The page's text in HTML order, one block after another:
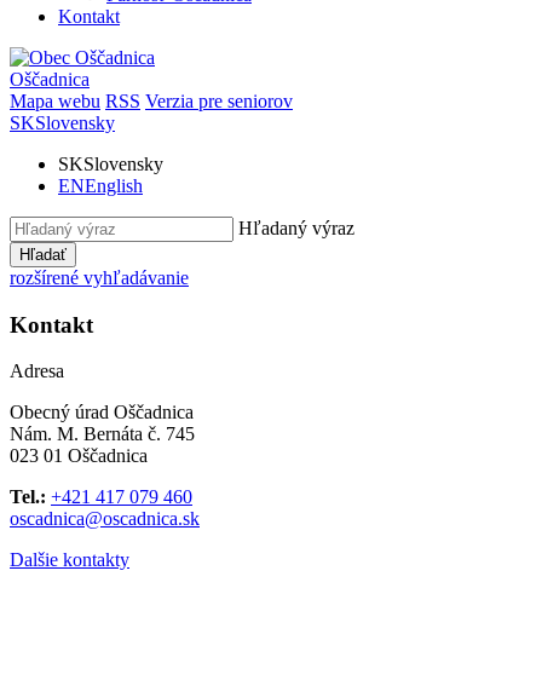
Kontakt
Oščadnica
Mapa webu RSS Verzia pre seniorov
SKSlovensky
SKSlovensky
ENEnglish
Hľadaný výraz
Hľadať
rozšírené vyhľadávanie
Kontakt
Adresa
Obecný úrad Oščadnica
Nám. M. Bernáta č. 745
023 01 Oščadnica
Tel.: +421 417 079 460
oscadnica@oscadnica.sk
Dalšie kontakty